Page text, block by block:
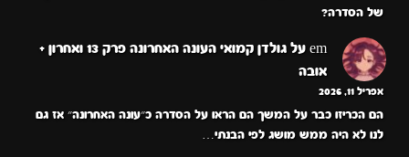
של הסדרה?
em על
גולדן קמואי העונה האחרונה פרק 13 ואחרון +
אובה
אפריל 11, 2026
הם הכריזו כבר על המשך הם הראו על הסדרה כ״עונה האחרונה״ אז גם
לנו לא היה ממש מושג לפי הבנתי…